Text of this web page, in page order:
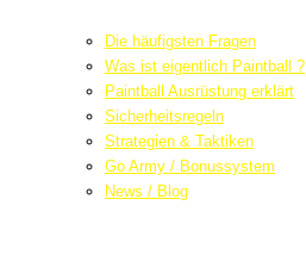
Die häufigsten Fragen
Was ist eigentlich Paintball ?
Paintball Ausrüstung erklärt
Sicherheitsregeln
Strategien & Taktiken
Go Army / Bonussystem
News / Blog